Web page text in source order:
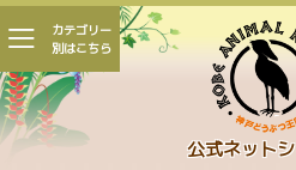
カテゴリー
別はこちら
公式ネット
会員登録 マイページ